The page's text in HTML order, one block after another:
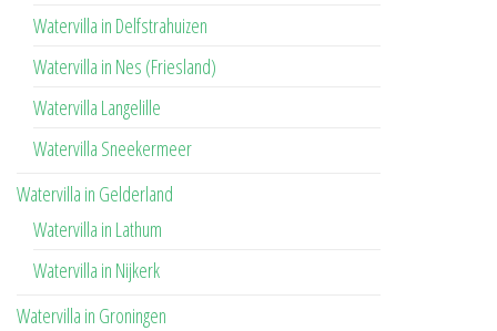
Watervilla in Delfstrahuizen
Watervilla in Nes (Friesland)
Watervilla Langelille
Watervilla Sneekermeer
Watervilla in Gelderland
Watervilla in Lathum
Watervilla in Nijkerk
Watervilla in Groningen